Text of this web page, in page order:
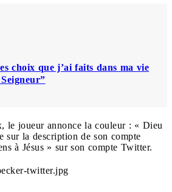
choix que j’ai faits dans ma vie
le joueur annonce la couleur : « Dieu
sur la description de son compte
à Jésus » sur son compte Twitter.